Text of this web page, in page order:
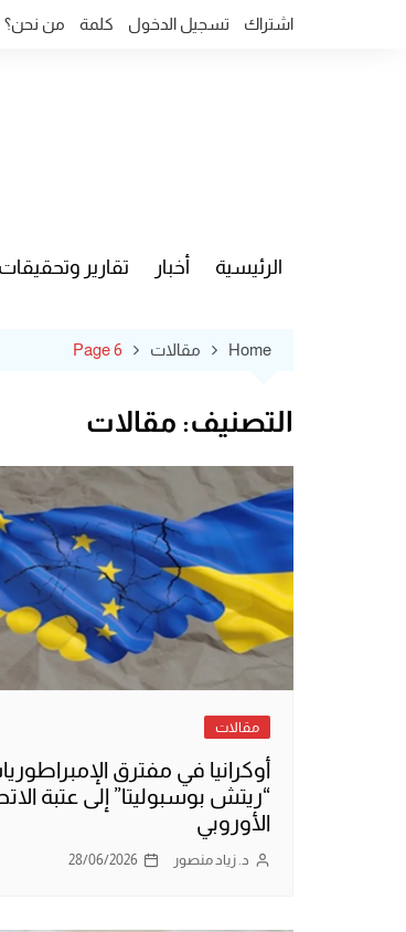
اشتراك تسجيل الدخول كلمة من نحن؟
الرئيسية أخبار تقارير وتحقيقات
Home مقالات Page 6
التصنيف: مقالات
مقالات
أوكرانيا في مفترق
“ريتش بوسبوليتا” إلى عتبة
الأوروبي
د. زياد منصور 28/06/2026